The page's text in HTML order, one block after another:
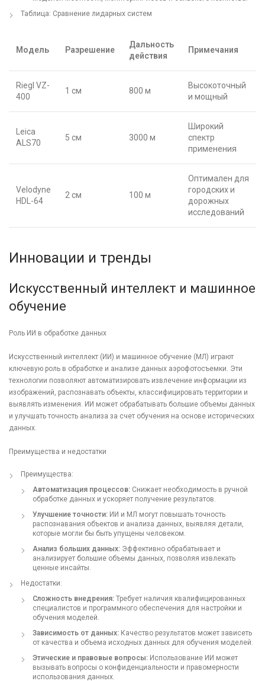
Таблица: Сравнение лидарных систем
Модель Разрешение
Дальность
действия
Примечания
Riegl VZ-
400
1 см 800 м
Высокоточный
и мощный
Leica
ALS70
5 см 3000 м
Широкий
спектр
применения
Velodyne
HDL-64
2 см 100 м
Оптимален для
городских и
дорожных
исследований
Инновации и тренды
Искусственный интеллект и машинное
обучение
Роль ИИ в обработке данных
Искусственный интеллект (ИИ) и машинное обучение (МЛ) играют
ключевую роль в обработке и анализе данных аэрофотосъемки. Эти
технологии позволяют автоматизировать извлечение информации из
изображений, распознавать объекты, классифицировать территории и
выявлять изменения. ИИ может обрабатывать большие объемы данных
и улучшать точность анализа за счет обучения на основе исторических
данных.
Преимущества и недостатки
Преимущества:
Автоматизация процессов: Снижает необходимость в ручной
обработке данных и ускоряет получение результатов.
Улучшение точности: ИИ и МЛ могут повышать точность
распознавания объектов и анализа данных, выявляя детали,
которые могли бы быть упущены человеком.
Анализ больших данных: Эффективно обрабатывает и
анализирует большие объемы данных, позволяя извлекать
ценные инсайты.
Недостатки:
Сложность внедрения: Требует наличия квалифицированных
специалистов и программного обеспечения для настройки и
обучения моделей.
Зависимость от данных: Качество результатов может зависеть
от качества и объема исходных данных для обучения моделей.
Этические и правовые вопросы: Использование ИИ может
вызывать вопросы о конфиденциальности и правомерности
использования данных.